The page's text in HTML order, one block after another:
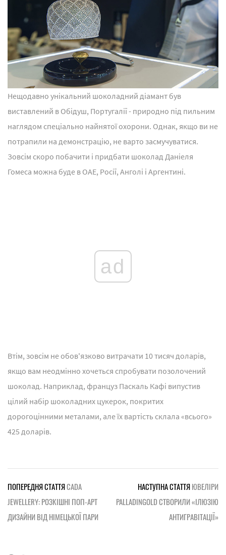
Нещодавно унікальний шоколадний діамант був
виставлений в Обідуш, Португалії - природно під пильним
наглядом спеціально найнятої охорони. Однак, якщо ви не
потрапили на демонстрацію, не варто засмучуватися.
Зовсім скоро побачити і придбати шоколад Даніеля
Гомеса можна буде в ОАЕ, Росії, Анголі і Аргентині.
ad
Втім, зовсім не обов'язково витрачати 10 тисяч доларів,
якщо вам неодмінно хочеться спробувати позолочений
шоколад. Наприклад, француз Паскаль Кафі випустив
цілий набір шоколадних цукерок, покритих
дорогоцінними металами, але їх вартість склала «всього»
425 доларів.
ПОПЕРЕДНЯ СТАТТЯCADA
JEWELLERY: РОЗКІШНІ ПОП-АРТ
ДИЗАЙНИ ВІД НІМЕЦЬКОЇ ПАРИ
НАСТУПНА СТАТТЯЮВЕЛІРИ
PALLADINGOLD СТВОРИЛИ «ІЛЮЗІЮ
АНТИГРАВІТАЦІЇ»